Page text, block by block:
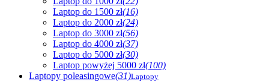
Laptop do 1500 zł(16)
Laptop do 2000 zł(24)
Laptop do 3000 zł(56)
Laptop do 4000 zł(37)
Laptop do 5000 zł(30)
Laptop powyżej 5000 zł(100)
Laptopy poleasingowe(31)Laptopy